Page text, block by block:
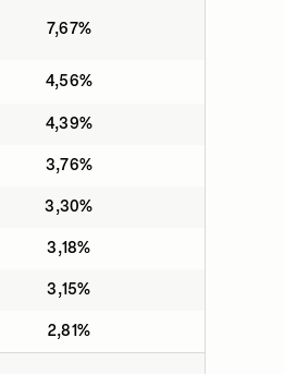
7,67%
4,56%
4,39%
3,76%
3,30%
3,18%
3,15%
2,81%